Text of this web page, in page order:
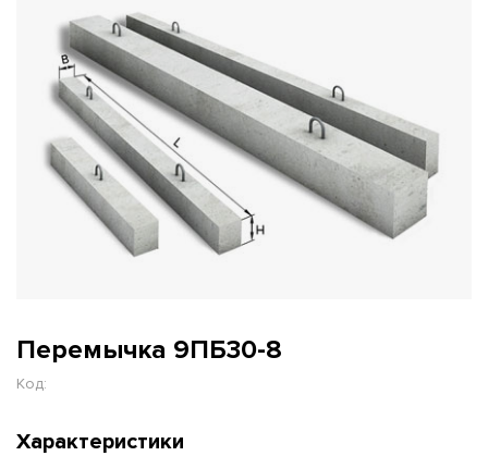
Перемычка 9ПБ30-8
Код:
Характеристики